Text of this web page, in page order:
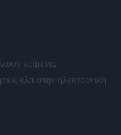
κείμενα,
κλπ στην ηλεκτρονική